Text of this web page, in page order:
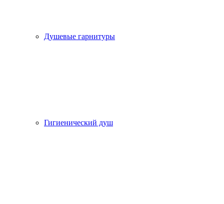
Душевые гарнитуры
Гигиенический душ